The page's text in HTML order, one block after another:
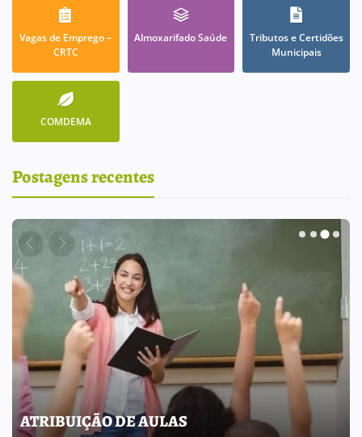
Vagas de Emprego –
CRTC
Almoxarifado Saúde
Tributos e Certidões
Municipais
COMDEMA
Postagens recentes
BOLETIM INFORMATIVO 238